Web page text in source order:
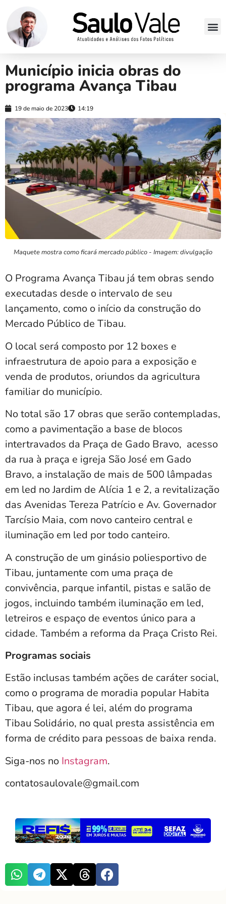
Município inicia obras do
programa Avança Tibau
19 de maio de 2023 14:19
Maquete mostra como ficará mercado público - Imagem: divulgação
O Programa Avança Tibau já tem obras sendo
executadas desde o intervalo de seu
lançamento, como o início da construção do
Mercado Público de Tibau.
O local será composto por 12 boxes e
infraestrutura de apoio para a exposição e
venda de produtos, oriundos da agricultura
familiar do município.
No total são 17 obras que serão contempladas,
como a pavimentação a base de blocos
intertravados da Praça de Gado Bravo, acesso
da rua à praça e igreja São José em Gado
Bravo, a instalação de mais de 500 lâmpadas
em led no Jardim de Alícia 1 e 2, a revitalização
das Avenidas Tereza Patrício e Av. Governador
Tarcísio Maia, com novo canteiro central e
iluminação em led por todo canteiro.
A construção de um ginásio poliesportivo de
Tibau, juntamente com uma praça de
convivência, parque infantil, pistas e salão de
jogos, incluindo também iluminação em led,
letreiros e espaço de eventos único para a
cidade. Também a reforma da Praça Cristo Rei.
Programas sociais
Estão inclusas também ações de caráter social,
como o programa de moradia popular Habita
Tibau, que agora é lei, além do programa
Tibau Solidário, no qual presta assistência em
forma de crédito para pessoas de baixa renda.
Siga-nos no Instagram.
contatosaulovale@gmail.com